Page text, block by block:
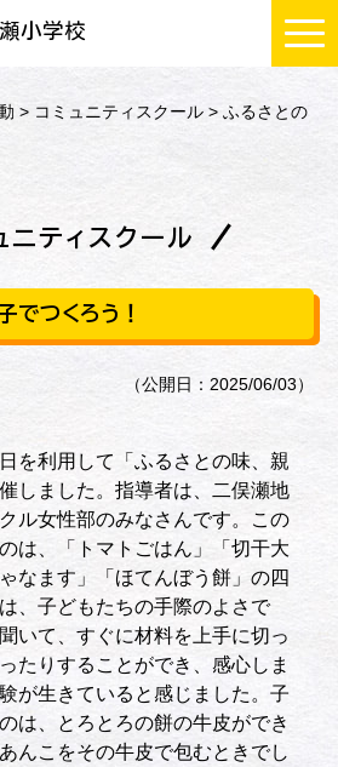
小学校
> コミュニティスクール > ふるさとの
ニティスクール
でつくろう！
（公開日：2025/06/03）
を利用して「ふるさとの味、親
しました。指導者は、二俣瀬地
ル女性部のみなさんです。この
は、「トマトごはん」「切干大
なます」「ほてんぼう餅」の四
、子どもたちの手際のよさで
いて、すぐに材料を上手に切っ
たりすることができ、感心しま
が生きていると感じました。子
は、とろとろの餅の牛皮ができ
んこをその牛皮で包むときでし